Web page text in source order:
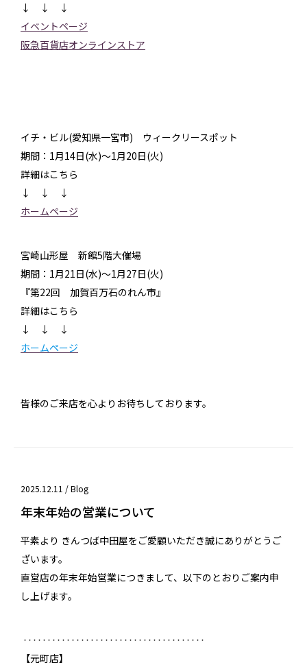
↓ ↓ ↓
イベントページ
阪急百貨店オンラインストア
イチ・ビル(愛知県一宮市) ウィークリースポット
期間：1月14日(水)～1月20日(火)
詳細はこちら
↓ ↓ ↓
ホームページ
宮崎山形屋 新館5階大催場
期間：1月21日(水)～1月27日(火)
『第22回 加賀百万石のれん市』
詳細はこちら
↓ ↓ ↓
ホームページ
皆様のご来店を心よりお待ちしております。
2025.12.11 /Blog
年末年始の営業について
平素より きんつば中田屋をご愛顧いただき誠にありがとうご
ざいます。
直営店の年末年始営業につきまして、以下のとおりご案内申
し上げます。
‥‥‥‥‥‥‥‥‥‥‥‥‥‥‥‥‥‥‥
【元町店】